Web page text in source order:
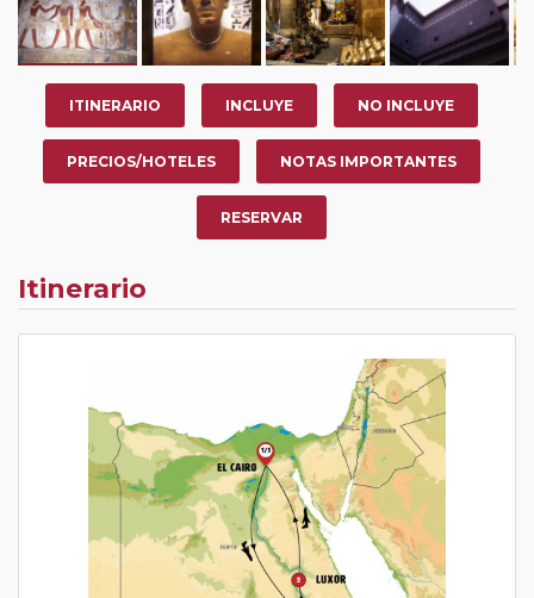
ITINERARIO INCLUYE NO INCLUYE
PRECIOS/HOTELES NOTAS IMPORTANTES
RESERVAR
Itinerario